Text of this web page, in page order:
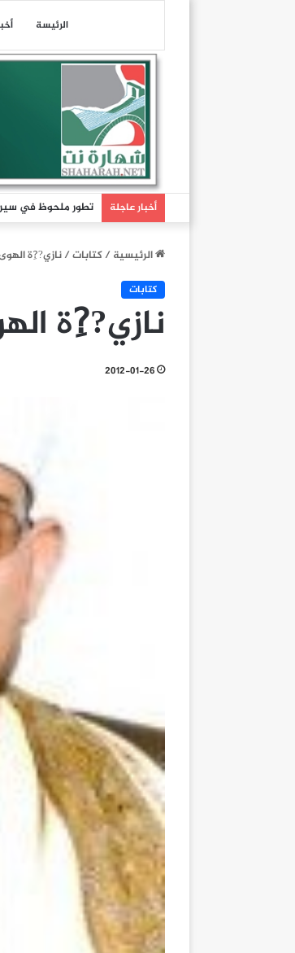
الرئيسة
أخبار عاجلة تطور ملحوظ في سير
الرئيسية/كتابات/نازي??ِة
كتابات
نازي??ِة
2012-01-26